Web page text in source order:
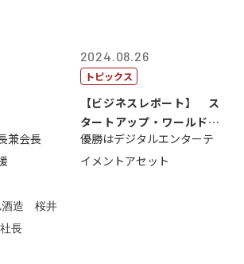
兼会長
2024.08.26
トピックス
【ビジネスレポート】 ス
タートアップ・ワールドカ
ップ2024...
優勝はデジタルエンターテ
イメントアセット